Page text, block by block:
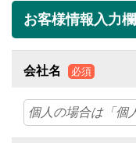
お客様情報入力欄
会社名 必須